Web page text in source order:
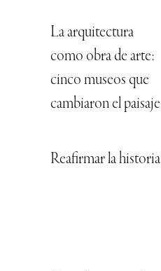
La arquitectura
como obra de arte:
cinco museos que
cambiaron el paisaje
Reafirmar la historia